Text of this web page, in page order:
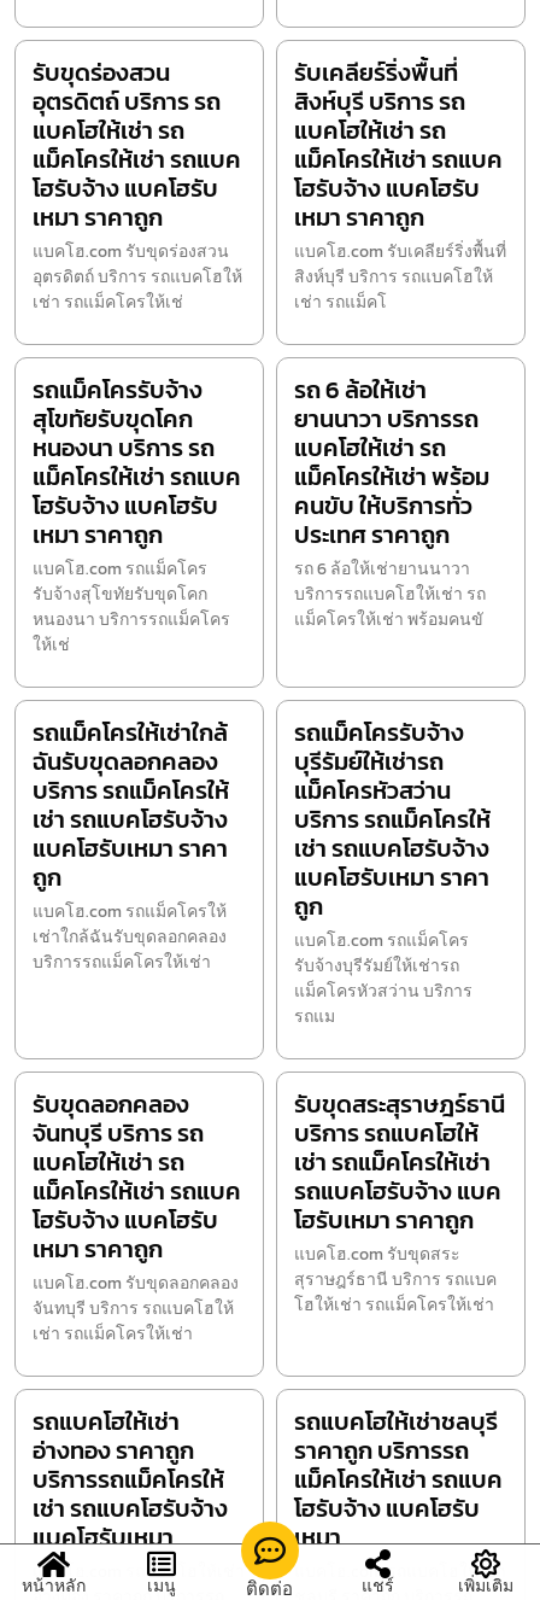
รับขุดร่องสวน
อุตรดิตถ์ บริการ รถ
แบคโฮให้เช่า รถ
แม็คโครให้เช่า รถแบค
โฮรับจ้าง แบคโฮรับ
เหมา ราคาถูก
แบคโฮ.com รับขุดร่องสวน
อุตรดิตถ์ บริการ รถแบคโฮให้
เช่า รถแม็คโครให้เช่
รับเคลียร์ริ่งพื้นที่
สิงห์บุรี บริการ รถ
แบคโฮให้เช่า รถ
แม็คโครให้เช่า รถแบค
โฮรับจ้าง แบคโฮรับ
เหมา ราคาถูก
แบคโฮ.com รับเคลียร์ริ่งพื้นที่
สิงห์บุรี บริการ รถแบคโฮให้
เช่า รถแม็คโ
รถแม็คโครรับจ้าง
สุโขทัยรับขุดโคก
หนองนา บริการ รถ
แม็คโครให้เช่า รถแบค
โฮรับจ้าง แบคโฮรับ
เหมา ราคาถูก
แบคโฮ.com รถแม็คโคร
รับจ้างสุโขทัยรับขุดโคก
หนองนา บริการรถแม็คโคร
ให้เช่
รถ 6 ล้อให้เช่า
ยานนาวา บริการรถ
แบคโฮให้เช่า รถ
แม็คโครให้เช่า พร้อม
คนขับ ให้บริการทั่ว
ประเทศ ราคาถูก
รถ 6 ล้อให้เช่ายานนาวา
บริการรถแบคโฮให้เช่า รถ
แม็คโครให้เช่า พร้อมคนขั
รถแม็คโครให้เช่าใกล้
ฉันรับขุดลอกคลอง
บริการ รถแม็คโครให้
เช่า รถแบคโฮรับจ้าง
แบคโฮรับเหมา ราคา
ถูก
แบคโฮ.com รถแม็คโครให้
เช่าใกล้ฉันรับขุดลอกคลอง
บริการรถแม็คโครให้เช่า
รถแม็คโครรับจ้าง
บุรีรัมย์ให้เช่ารถ
แม็คโครหัวสว่าน
บริการ รถแม็คโครให้
เช่า รถแบคโฮรับจ้าง
แบคโฮรับเหมา ราคา
ถูก
แบคโฮ.com รถแม็คโคร
รับจ้างบุรีรัมย์ให้เช่ารถ
แม็คโครหัวสว่าน บริการ
รถแม
รับขุดลอกคลอง
จันทบุรี บริการ รถ
แบคโฮให้เช่า รถ
แม็คโครให้เช่า รถแบค
โฮรับจ้าง แบคโฮรับ
เหมา ราคาถูก
แบคโฮ.com รับขุดลอกคลอง
จันทบุรี บริการ รถแบคโฮให้
เช่า รถแม็คโครให้เช่า
รับขุดสระสุราษฎร์ธานี
บริการ รถแบคโฮให้
เช่า รถแม็คโครให้เช่า
รถแบคโฮรับจ้าง แบค
โฮรับเหมา ราคาถูก
แบคโฮ.com รับขุดสระ
สุราษฎร์ธานี บริการ รถแบค
โฮให้เช่า รถแม็คโครให้เช่า
รถแบคโฮให้เช่า
อ่างทอง ราคาถูก
บริการรถแม็คโครให้
เช่า รถแบคโฮรับจ้าง
แบคโฮรับเหมา
แบคโฮ.com รถแบคโฮให้เช่า
รถแบคโฮให้เช่าชลบุรี
ราคาถูก บริการรถ
แม็คโครให้เช่า รถแบค
โฮรับจ้าง แบคโฮรับ
เหมา
แบคโฮ.com รถแบคโฮให้เช่า
หน้าหลัก เมนู ติดต่อ แชร์ เพิ่มเติม